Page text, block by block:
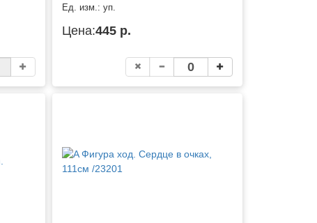
Ед. изм.:уп.
Цена:445 р.